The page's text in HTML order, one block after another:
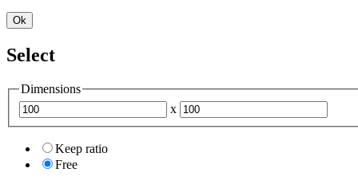
Ok
Select
Dimensions
x
Keep ratio
Free